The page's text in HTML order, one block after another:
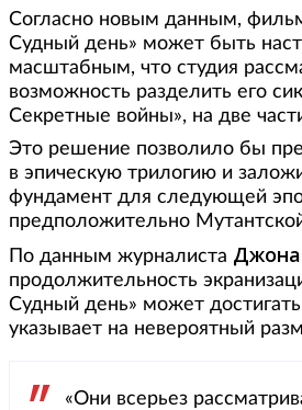
Согласно новым данным,
Судный день» может быть
масштабным, что студия
возможность разделить его
Секретные войны», на две
Это решение позволило бы
в эпическую трилогию и
фундамент для следующей
предположительно
По данным журналиста
продолжительность
Судный день» может достигать
указывает на невероятный
«Они всерьез